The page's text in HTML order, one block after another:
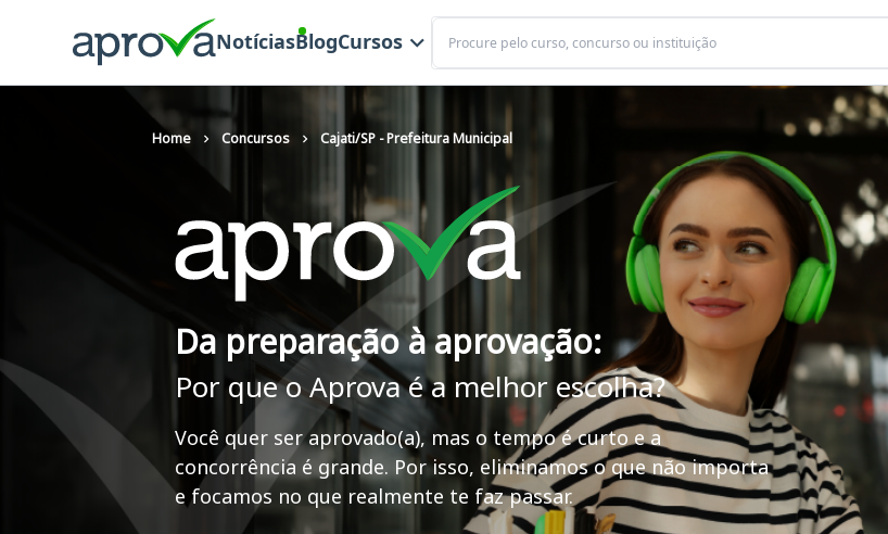
NotíciasBlogCursos
Buscar
Home Concursos Cajati/SP - Prefeitura Municipal
Da preparação à aprovação:
Por que o Aprova é a melhor escolha?
Você quer ser aprovado(a), mas o tempo é curto e a
concorrência é grande. Por isso, eliminamos o que não importa
e focamos no que realmente te faz passar.